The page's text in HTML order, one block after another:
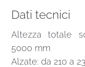
Dati tecnici
Altezza totale
5000 mm
Alzate: da 210 a